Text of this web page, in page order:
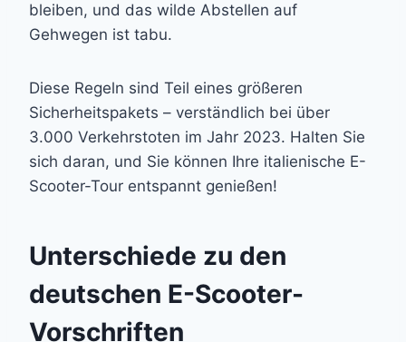
bleiben, und das wilde Abstellen auf
Gehwegen ist tabu.
Diese Regeln sind Teil eines größeren
Sicherheitspakets – verständlich bei über
3.000 Verkehrstoten im Jahr 2023. Halten Sie
sich daran, und Sie können Ihre italienische E-
Scooter-Tour entspannt genießen!
Unterschiede zu den
deutschen E-Scooter-
Vorschriften